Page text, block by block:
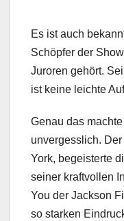
Es ist auch
Schöpfer der
Juroren gehört.
ist keine leichte
Genau das
unvergesslich.
York, begeisterte
seiner kraftvollen
You der Jackson
so starken